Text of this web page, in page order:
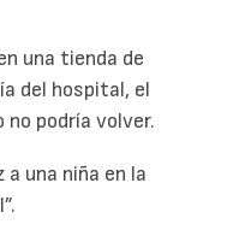
una tienda de
del hospital, el
podría volver.
una niña en la
l”.